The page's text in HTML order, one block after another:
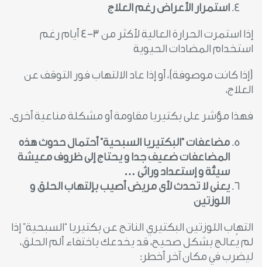
استمرار الأعراض رغم العلاج
إذا استمرت الحرارة العالية لأكثر من 3-4 أيام رغم
استخدام المضادات الحيوية
(إذا كانت موصوفة)، أو إذا عاد الالتهاب فور التوقف عن
العلاج،
فهذا مؤشر على بكتيريا مقاومة أو مشكلة مناعية أخرى.
مضاعفات “البكتيريا السبحية” أحتمال حدوث هذه
المضاعفات ضعيف جدا و يحتاج إلى ظروف معيشة
سيئة و إستعداد وراثى …
يعنى لا تحدث لأى مريض أصيب بإلتهاب الحلق و
اللوزتين
التهاب اللوزتين البكتيري الناتج عن بكتيريا “السبحية” إذا
لم يُعالج بشكل صحيح، قد يخدعك باختفاء ألم الحلق،
ليضرب في مكان آخر أخطر: